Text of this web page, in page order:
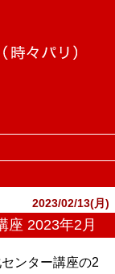
2023/02/13(月)
座 2023年2月
ンター講座の2